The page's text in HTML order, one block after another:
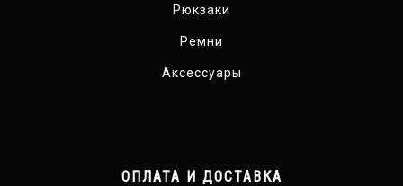
Рюкзаки
Ремни
Аксессуары
ОПЛАТА И ДОСТАВКА